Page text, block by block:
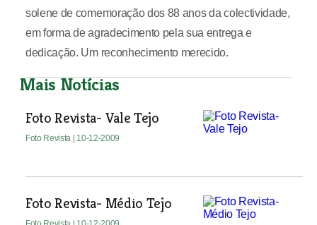
solene de comemoração dos 88 anos da colectividade,
em forma de agradecimento pela sua entrega e
dedicação. Um reconhecimento merecido.
Mais Notícias
Foto Revista- Vale Tejo
Foto Revista | 10-12-2009
Foto Revista- Médio Tejo